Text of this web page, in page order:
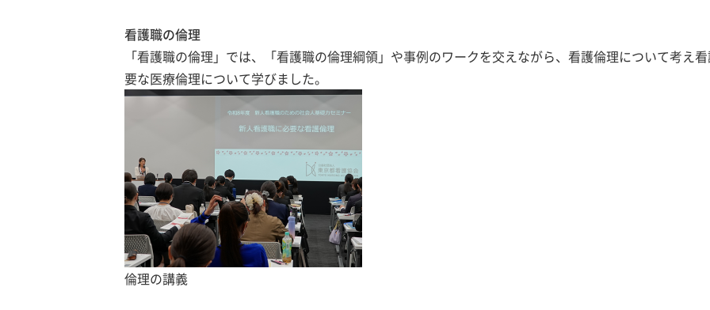
看護職の倫理
「看護職の倫理」では、「看護職の倫理綱領」や事例のワークを交えながら、看護倫理について考え
要な医療倫理について学びました。
倫理の講義